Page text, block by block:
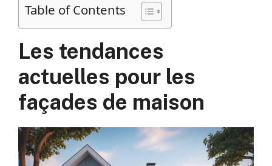
Table of Contents
Les tendances
actuelles pour les
façades de maison